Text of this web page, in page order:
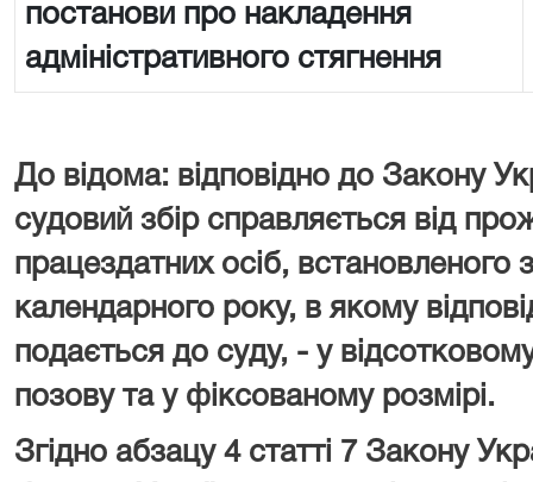
постанови про накладення
адміністративного стягнення
До відома: відповідно до Закону
судовий збір справляється від
працездатних осіб, встановленого
календарного року, в якому
подається до суду, - у
позову та у фіксованому розмірі.
Згідно абзацу 4 статті 7 Закону